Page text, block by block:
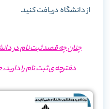
از دانشگاه دریافت کنید.
چنان چه قصد ثبت نام در
دفترچه ی ثبت نام را دارید، حتما به